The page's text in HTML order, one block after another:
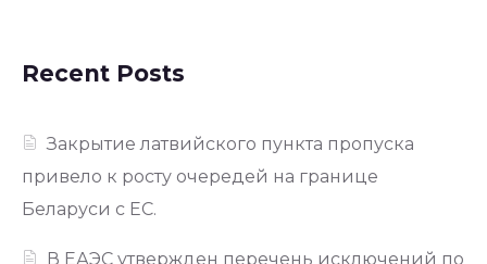
Recent Posts
Закрытие латвийского пункта пропуска
привело к росту очередей на границе
Беларуси с ЕС.
В ЕАЭС утвержден перечень исключений по